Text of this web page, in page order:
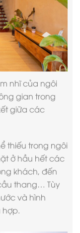
nhĩ của ngôi
gian trong
giữa các
thiếu trong ngôi
ở hầu hết các
khách, đến
thang… Tùy
và hình